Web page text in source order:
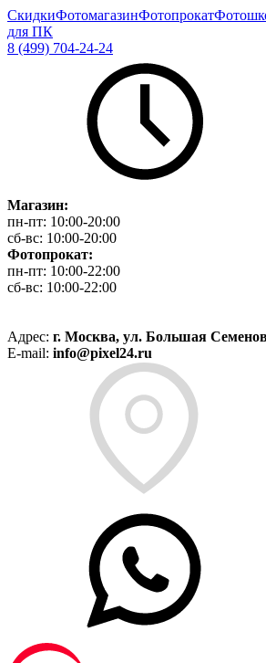
СкидкиФотомагазинФотопрокат
для ПК
8 (499) 704-24-24
Магазин:
пн-пт: 10:00-20:00
сб-вс: 10:00-20:00
Фотопрокат:
пн-пт: 10:00-22:00
сб-вс: 10:00-22:00
Адрес: г. Москва, ул. Большая
E-mail: info@pixel24.ru